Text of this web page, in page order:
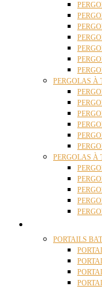
PERGOLAS À
PERGOLAS À
PORTAILS